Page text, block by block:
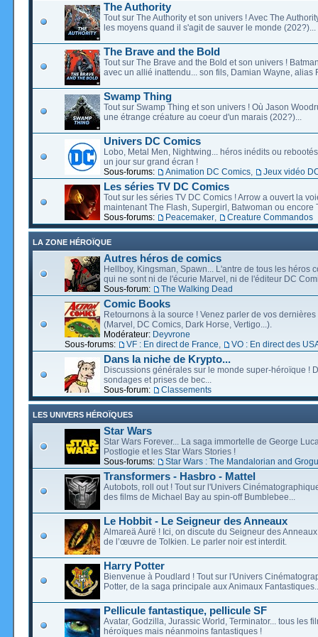
The Authority
Tout sur The Authority et son univers ! Avec The
les moyens quand il s'agit de sauver le monde (202?)...
The Brave and the Bold
Tout sur The Brave and the Bold et son univers !
avec un allié inattendu... son fils, Damian Wayne, alias
Swamp Thing
Tout sur Swamp Thing et son univers ! Où Jason
une étrange créature au coeur d'un marais (202?)...
Univers DC Comics
Lobo, Metal Men, Nightwing... héros inédits ou
un jour sur grand écran !
Sous-forums:
Animation DC Comics Jeux vidéo
Les séries TV DC Comics
Tout sur les séries TV DC Comics ! Arrow a ouvert la
maintenant The Flash, Supergirl, Batwoman ou encore
Sous-forums:
Peacemaker Creature Commandos
LA ZONE HÉROÏQUE
Autres héros de comics
Hellboy, Kingsman, Spawn... L'antre de tous les héros
qui ne sont ni de l'écurie Marvel, ni de l'éditeur DC
Sous-forum:
The Walking Dead
Comic Books
Retournons à la source ! Venez parler de vos dernières
(Marvel, DC Comics, Dark Horse, Vertigo...).
Modérateur: Deyvrone
Sous-forums:
VF : En direct de France VO : En direct des
Dans la niche de Krypto...
Discussions générales sur le monde super-héroïque !
sondages et prises de bec...
Sous-forum:
Classements
LES UNIVERS HÉROÏQUES
Star Wars
Star Wars Forever... La saga immortelle de George
Postlogie et les Star Wars Stories !
Sous-forums:
Star Wars : The Mandalorian and Grogu
Transformers - Hasbro - Mattel
Autobots, roll out ! Tout sur l'Univers
des films de Michael Bay au spin-off Bumblebee...
Le Hobbit - Le Seigneur des Anneaux
Almareä Aurë ! Ici, on discute du Seigneur des
de l’œuvre de Tolkien. Le parler noir est interdit.
Harry Potter
Bienvenue à Poudlard ! Tout sur l'Univers
Potter, de la saga principale aux Animaux
Pellicule fantastique, pellicule SF
Avatar, Godzilla, Jurassic World, Terminator... tous les
héroïques mais néanmoins fantastiques !